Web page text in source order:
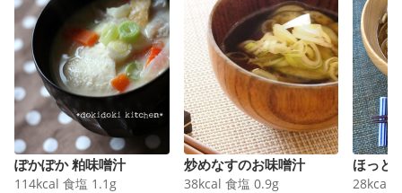
ぽかぽか 粕味噌汁
114kcal 食塩 1.1 g
炒めなすのお味噌汁
38kcal 食塩 0.9g
ほっと
28kcal